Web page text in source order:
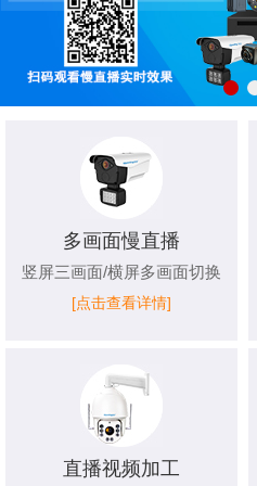
多画面慢直播
竖屏三画面/横屏多画面切换
[点击查看详情]
直播视频加工